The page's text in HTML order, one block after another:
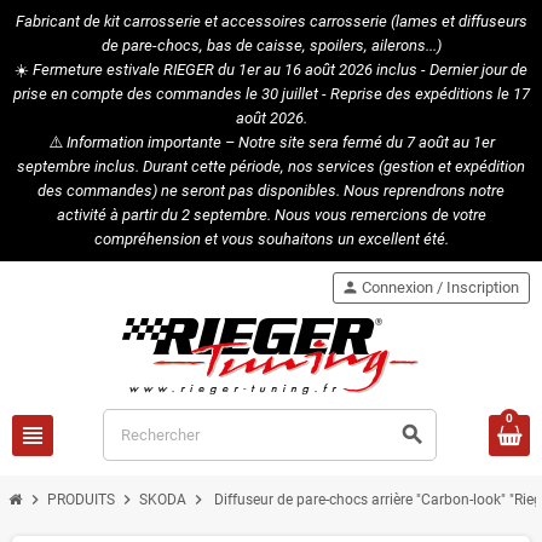
Fabricant de kit carrosserie et accessoires carrosserie (lames et diffuseurs
de pare-chocs, bas de caisse, spoilers, ailerons...)
☀️ Fermeture estivale RIEGER du 1er au 16 août 2026 inclus - Dernier jour de
prise en compte des commandes le 30 juillet - Reprise des expéditions le 17
août 2026.
⚠️Information importante – Notre site sera fermé du 7 août au 1er
septembre inclus. Durant cette période, nos services (gestion et expédition
des commandes) ne seront pas disponibles. Nous reprendrons notre
activité à partir du 2 septembre. Nous vous remercions de votre
compréhension et vous souhaitons un excellent été.
view_headline search
person Connexion / Inscription
0
chevron_right PRODUITS chevron_right SKODA chevron_right Diffuseur de pare-chocs arrière "Carbon-look"